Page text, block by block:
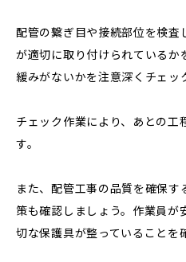
配管の繋ぎ目や接続部位を検査
が適切に取り付けられているか
緩みがないかを注意深くチェッ
チェック作業により、あとの工
す。
また、配管工事の品質を確保
策も確認しましょう。作業員
切な保護具が整っていることを